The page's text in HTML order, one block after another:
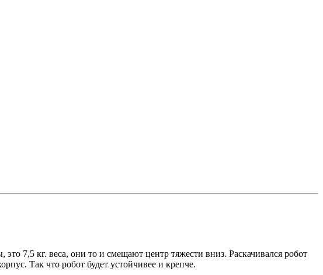
7,5 кг. веса, они то и смещают центр тяжести вниз. Раскачивался робот
Так что робот будет устойчивее и крепче.